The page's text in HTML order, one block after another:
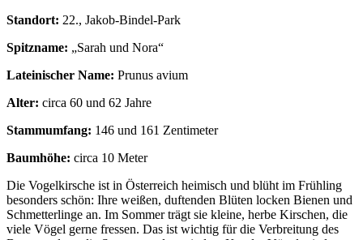
Standort: 22., Jakob-Bindel-Park
Spitzname: „Sarah und Nora“
Lateinischer Name: Prunus avium
Alter: circa 60 und 62 Jahre
Stammumfang: 146 und 161 Zentimeter
Baumhöhe: circa 10 Meter
Die Vogelkirsche ist in Österreich heimisch und blüht im Frühling
besonders schön: Ihre weißen, duftenden Blüten locken Bienen und
Schmetterlinge an. Im Sommer trägt sie kleine, herbe Kirschen, die
viele Vögel gerne fressen. Das ist wichtig für die Verbreitung des